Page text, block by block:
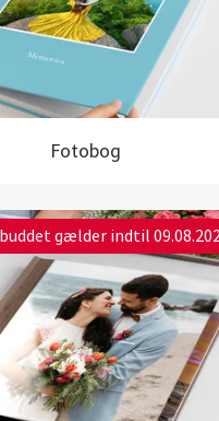
Fotobog
gælder indtil